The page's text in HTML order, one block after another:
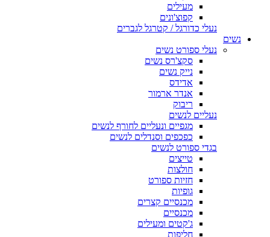
מעילים
קפוצ'ונים
נעלי כדורגל / קטרגל לגברים
נשים
נעלי ספורט נשים
סקצ'רס נשים
נייק נשים
אדידס
אנדר ארמור
ריבוק
נעליים לנשים
מגפיים ונעליים לחורף לנשים
כפכפים וסנדלים לנשים
בגדי ספורט לנשים
טייצים
חולצות
חזיות ספורט
גופיות
מכנסיים קצרים
מכנסיים
ג'קטים ומעילים
חליפות